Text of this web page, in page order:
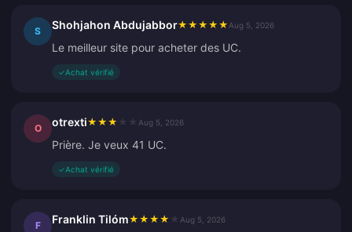
S Shohjahon Abdujabbor★ ★ ★ ★ ★ Aug 5, 2026
Le meilleur site pour acheter des UC.
✓Achat vérifié
O otrexti★ ★ ★ Aug 5, 2026
Prière. Je veux 41 UC.
✓Achat vérifié
F Franklin Tilóm★ ★ ★ ★ Aug 5, 2026